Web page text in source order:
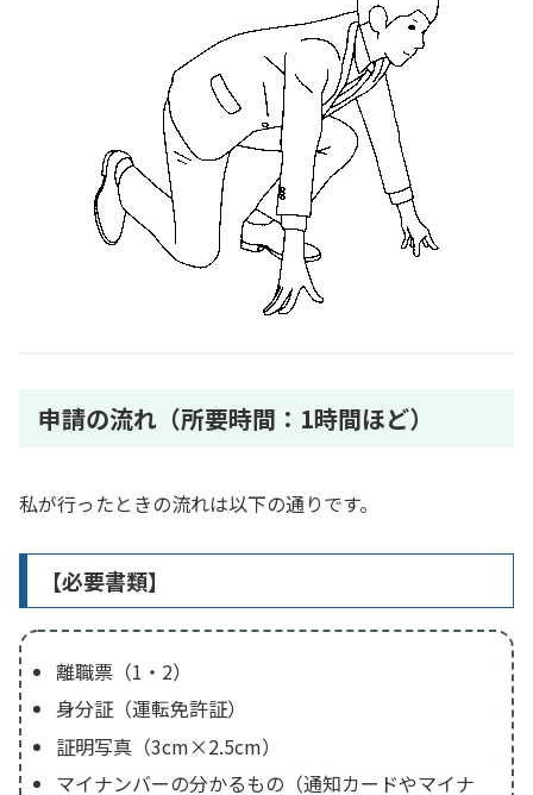
申請の流れ（所要時間：1時間ほど）
私が行ったときの流れは以下の通りです。
【必要書類】
離職票（1・2）
身分証（運転免許証）
証明写真（3cm×2.5cm）
マイナンバーの分かるもの（通知カードやマイナ